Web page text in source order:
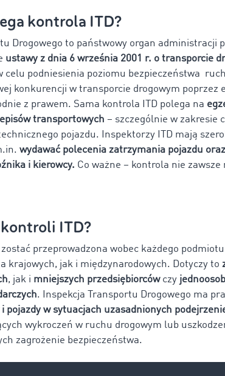
kontrola ITD?
Drogowego to państwowy organ administracji
ustawy z dnia 6 września 2001 r. o transporcie
celu podniesienia poziomu bezpieczeństwa
konkurencji w transporcie drogowym poprzez
z prawem. Sama kontrola ITD polega na
transportowych – szczególnie w zakresie
pojazdu. Inspektorzy ITD mają
wydawać polecenia zatrzymania pojazdu
i kierowcy. Co ważne – kontrola nie zawsze
ITD?
przeprowadzona wobec każdego
krajowych, jak i międzynarodowych. Dotyczy to
, jak i mniejszych przedsiębiorcówczy
. Inspekcja Transportu Drogowego ma
pojazdy w sytuacjach uzasadnionych
wykroczeń w ruchu drogowym lub
zagrożenie bezpieczeństwa.